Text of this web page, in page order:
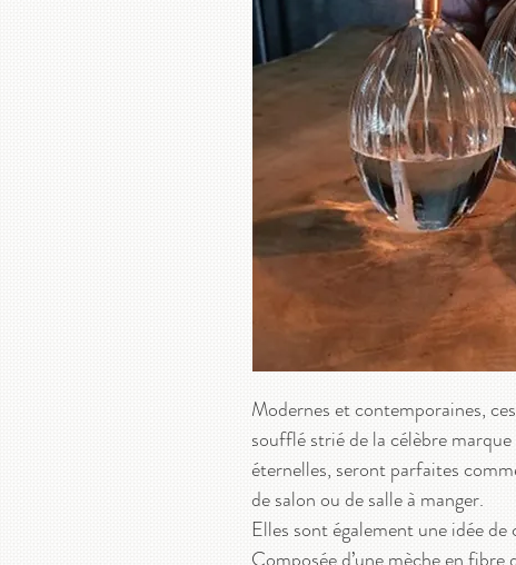
Modernes et contemporaines, ces
soufflé strié de la célèbre
éternelles, seront parfaites
de salon ou de salle à manger.
Elles sont également une idée